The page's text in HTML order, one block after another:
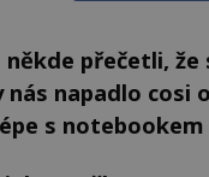
někde přečetli,
nás napadlo
s